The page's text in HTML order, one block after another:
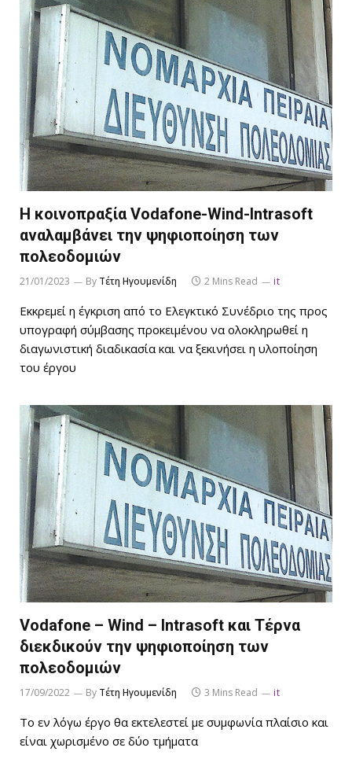
Η κοινοπραξία Vodafone-Wind-Intrasoft
αναλαμβάνει την ψηφιοποίηση των
πολεοδομιών
21/01/2023 By Τέτη Ηγουμενίδη 2 Mins Read it
Εκκρεμεί η έγκριση από το Ελεγκτικό Συνέδριο της προς
υπογραφή σύμβασης προκειμένου να ολοκληρωθεί η
διαγωνιστική διαδικασία και να ξεκινήσει η υλοποίηση
του έργου
Vodafone – Wind – Intrasoft και Τέρνα
διεκδικούν την ψηφιοποίηση των
πολεοδομιών
17/09/2022 By Τέτη Ηγουμενίδη 3 Mins Read it
Το εν λόγω έργο θα εκτελεστεί με συμφωνία πλαίσιο και
είναι χωρισμένο σε δύο τμήματα